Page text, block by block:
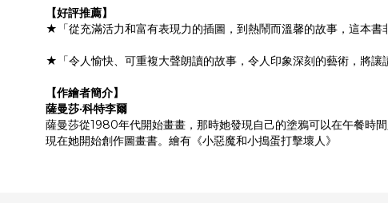
【好評推薦】
★「從充滿活力和富有表現力的插圖，到熱鬧而溫馨的故事，這本
★「令人愉快、可重複大聲朗讀的故事，令人印象深刻的藝術，將
【作繪者簡介】
薩曼莎‧科特李爾
薩曼莎從1980年代開始畫畫，那時她發現自己的塗鴉可以在午餐時間
現在她開始創作圖畫書。繪有《小惡魔和小搗蛋打擊壞人》